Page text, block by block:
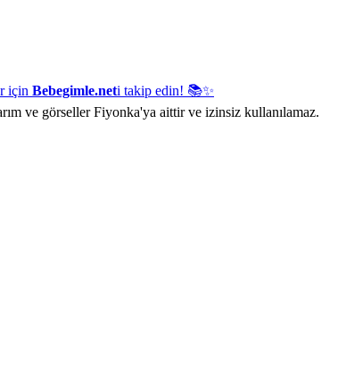
için Bebegimle.neti takip edin! 📚✨
ve görseller Fiyonka'ya aittir ve izinsiz kullanılamaz.